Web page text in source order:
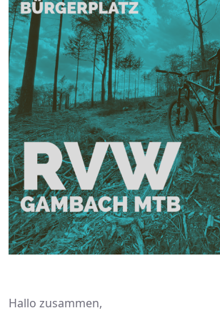
Hallo zusammen,